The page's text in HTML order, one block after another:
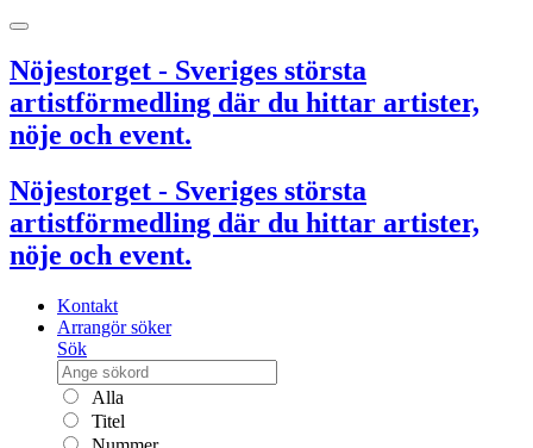
Nöjestorget - Sveriges största
artistförmedling där du hittar artister,
nöje och event.
Nöjestorget - Sveriges största
artistförmedling där du hittar artister,
nöje och event.
Kontakt
Arrangör söker
Sök
Alla
Titel